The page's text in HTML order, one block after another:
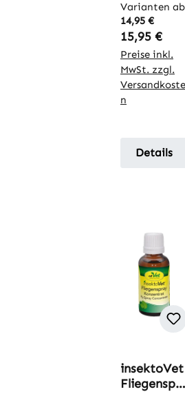
Varianten ab
14,95 €
Regulärer
15,95 €
Preise inkl.
MwSt. zzgl.
Versandkoste
n
Details
insektoVet
Fliegenspra